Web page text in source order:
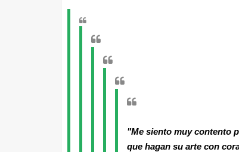
"Me siento muy contento
que hagan su arte con